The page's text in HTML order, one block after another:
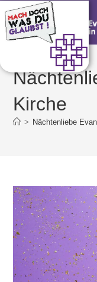
Kirche
> Nächtenliebe